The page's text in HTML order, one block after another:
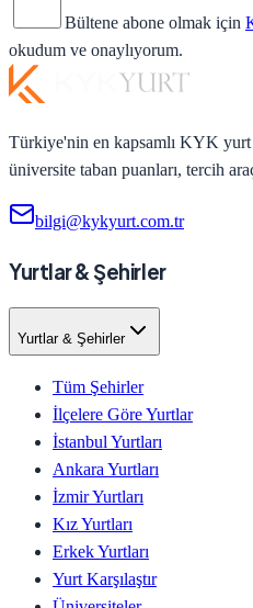
Bültene abone olmak için
okudum ve onaylıyorum.
Türkiye'nin en kapsamlı KYK
üniversite taban puanları, tercih
bilgi@kykyurt.com.tr
Yurtlar & Şehirler
Yurtlar & Şehirler
Tüm Şehirler
İlçelere Göre Yurtlar
İstanbul Yurtları
Ankara Yurtları
İzmir Yurtları
Kız Yurtları
Erkek Yurtları
Yurt Karşılaştır